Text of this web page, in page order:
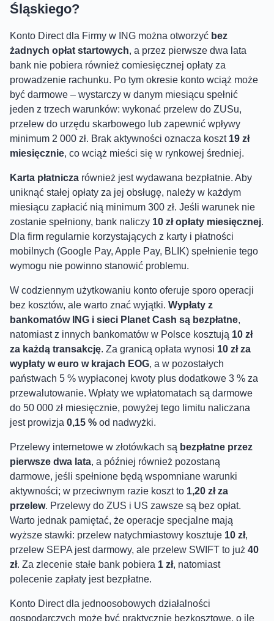
Śląskiego?
Konto Direct dla Firmy w ING można otworzyć bez
żadnych opłat startowych, a przez pierwsze dwa lata
bank nie pobiera również comiesięcznej opłaty za
prowadzenie rachunku. Po tym okresie konto wciąż może
być darmowe – wystarczy w danym miesiącu spełnić
jeden z trzech warunków: wykonać przelew do ZUSu,
przelew do urzędu skarbowego lub zapewnić wpływy
minimum 2 000 zł. Brak aktywności oznacza koszt 19 zł
miesięcznie, co wciąż mieści się w rynkowej średniej.
Karta płatnicza również jest wydawana bezpłatnie. Aby
uniknąć stałej opłaty za jej obsługę, należy w każdym
miesiącu zapłacić nią minimum 300 zł. Jeśli warunek nie
zostanie spełniony, bank naliczy 10 zł opłaty miesięcznej.
Dla firm regularnie korzystających z karty i płatności
mobilnych (Google Pay, Apple Pay, BLIK) spełnienie tego
wymogu nie powinno stanowić problemu.
W codziennym użytkowaniu konto oferuje sporo operacji
bez kosztów, ale warto znać wyjątki. Wypłaty z
bankomatów ING i sieci Planet Cash są bezpłatne,
natomiast z innych bankomatów w Polsce kosztują 10 zł
za każdą transakcję. Za granicą opłata wynosi 10 zł za
wypłaty w euro w krajach EOG, a w pozostałych
państwach 5 % wypłaconej kwoty plus dodatkowe 3 % za
przewalutowanie. Wpłaty we wpłatomatach są darmowe
do 50 000 zł miesięcznie, powyżej tego limitu naliczana
jest prowizja 0,15 % od nadwyżki.
Przelewy internetowe w złotówkach są bezpłatne przez
pierwsze dwa lata, a później również pozostaną
darmowe, jeśli spełnione będą wspomniane warunki
aktywności; w przeciwnym razie koszt to 1,20 zł za
przelew. Przelewy do ZUS i US zawsze są bez opłat.
Warto jednak pamiętać, że operacje specjalne mają
wyższe stawki: przelew natychmiastowy kosztuje 10 zł,
przelew SEPA jest darmowy, ale przelew SWIFT to już 40
zł. Za zlecenie stałe bank pobiera 1 zł, natomiast
polecenie zapłaty jest bezpłatne.
Konto Direct dla jednoosobowych działalności
gospodarczych może być praktycznie bezkosztowe, o ile